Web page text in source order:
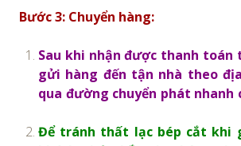
Bước 3: Chuyển hàng:
Sau khi nhận được thanh toán
gửi hàng đến tận nhà theo
qua đường chuyển phát
Để tránh thất lạc bép cắt khi